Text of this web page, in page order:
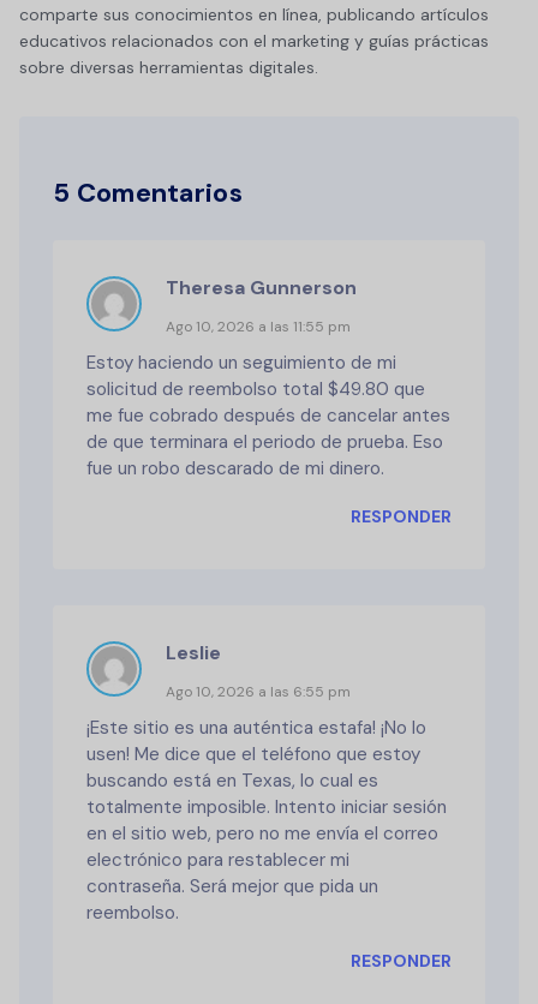
comparte sus conocimientos en línea, publicando artículos
educativos relacionados con el marketing y guías prácticas
sobre diversas herramientas digitales.
5 Comentarios
Theresa Gunnerson
Ago 10, 2026 a las 11:55 pm
Estoy haciendo un seguimiento de mi
solicitud de reembolso total $49.80 que
me fue cobrado después de cancelar antes
de que terminara el periodo de prueba. Eso
fue un robo descarado de mi dinero.
RESPONDER
Leslie
Ago 10, 2026 a las 6:55 pm
¡Este sitio es una auténtica estafa! ¡No lo
usen! Me dice que el teléfono que estoy
buscando está en Texas, lo cual es
totalmente imposible. Intento iniciar sesión
en el sitio web, pero no me envía el correo
electrónico para restablecer mi
contraseña. Será mejor que pida un
reembolso.
RESPONDER